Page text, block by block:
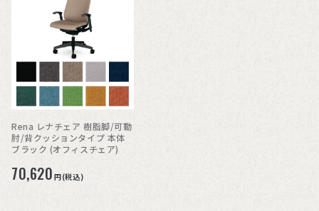
Rena レナチェア 樹脂脚/可動
肘/背クッションタイプ 本体
ブラック (オフィスチェア)
70,620 円(税込)